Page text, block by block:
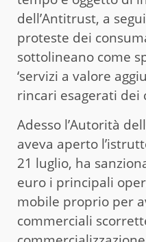
dell’Antitrust, a
proteste dei
sottolineano come
‘servizi a valore
rincari esagerati dei
Adesso l’Autorità
aveva aperto
21 luglio, ha
euro i principali
mobile proprio per
commerciali